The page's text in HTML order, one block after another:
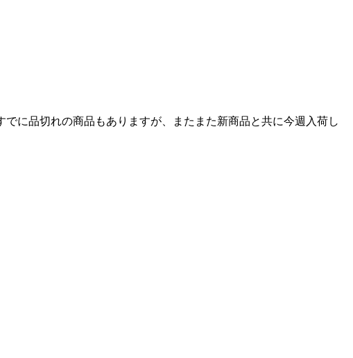
に品切れの商品もありますが、またまた新商品と共に今週入荷し